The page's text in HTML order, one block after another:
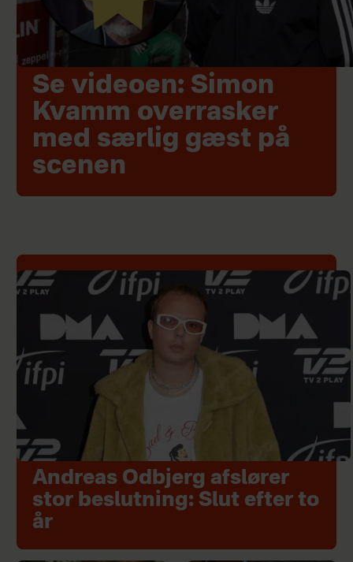
Se videoen: Simon
Kvamm overrasker
med særlig gæst på
scenen
Andreas Odbjerg afslører
stor beslutning: Slut efter to
år